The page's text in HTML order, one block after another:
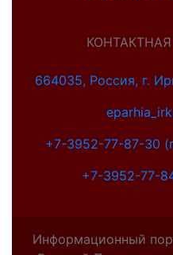
664035, Россия, г.
+7-3952-77-87-30
+7-3952-77-
Информационный